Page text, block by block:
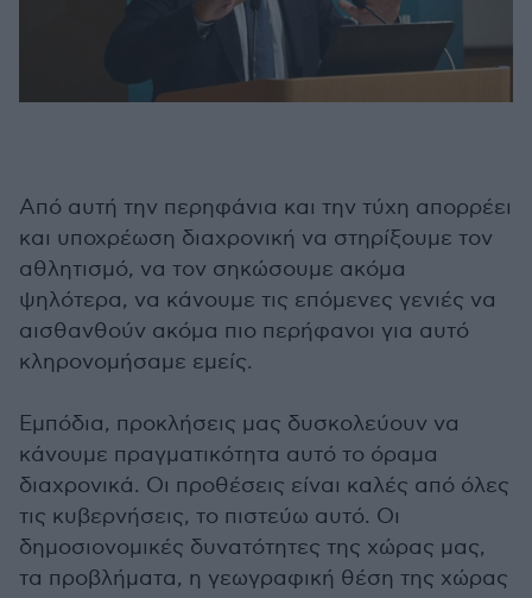
Από αυτή την περηφάνια και την τύχη απορρέει
και υποχρέωση διαχρονική να στηρίξουμε τον
αθλητισμό, να τον σηκώσουμε ακόμα
ψηλότερα, να κάνουμε τις επόμενες γενιές να
αισθανθούν ακόμα πιο περήφανοι για αυτό
κληρονομήσαμε εμείς.
Εμπόδια, προκλήσεις μας δυσκολεύουν να
κάνουμε πραγματικότητα αυτό το όραμα
διαχρονικά. Οι προθέσεις είναι καλές από όλες
τις κυβερνήσεις, το πιστεύω αυτό. Οι
δημοσιονομικές δυνατότητες της χώρας μας,
τα προβλήματα, η γεωγραφική θέση της χώρας